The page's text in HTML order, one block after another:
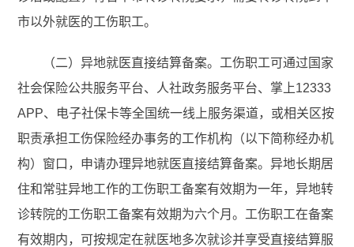
市以外就医的工伤职工。
（二）异地就医直接结算备案。工伤职工可通过国家
社会保险公共服务平台、人社政务服务平台、掌上12333
APP、电子社保卡等全国统一线上服务渠道，或相关区按
职责承担工伤保险经办事务的工作机构（以下简称经办机
构）窗口，申请办理异地就医直接结算备案。异地长期居
住和常驻异地工作的工伤职工备案有效期为一年，异地转
诊转院的工伤职工备案有效期为六个月。工伤职工在备案
有效期内，可按规定在就医地多次就诊并享受直接结算服